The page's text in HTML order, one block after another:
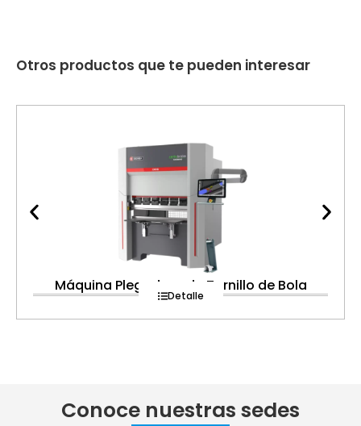
Otros productos que te pueden interesar
Máquina Plegadora de Tornillo de Bola
Detalle
Conoce nuestras sedes